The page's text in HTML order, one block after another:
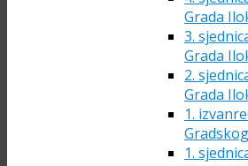
Grada
3.
Grada
2.
Grada
1.
1.